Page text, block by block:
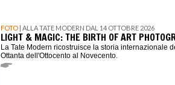
FOTO | ALLA TATE MODERN DAL 14 OTTOBRE 2026
LIGHT & MAGIC: THE BIRTH OF ART
La Tate Modern ricostruisce la storia internazionale
Ottanta dell'Ottocento al Novecento.